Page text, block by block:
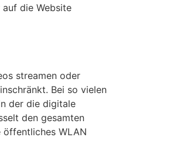
die Website
streamen oder
Bei so vielen
der die digitale
den gesamten
WLAN